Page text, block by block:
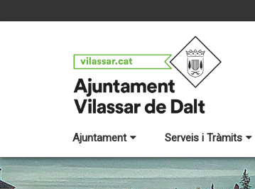
Ajuntament Serveis i Tràmits